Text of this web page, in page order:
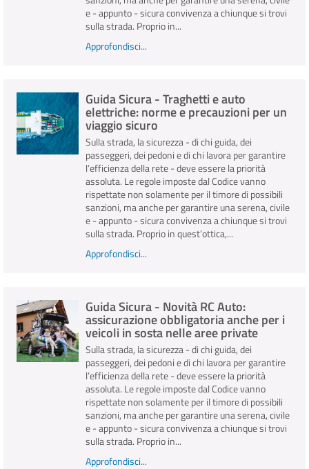
e - appunto - sicura convivenza a chiunque si trovi
sulla strada. Proprio in...
Approfondisci...
Guida Sicura - Traghetti e auto
elettriche: norme e precauzioni per un
viaggio sicuro
Sulla strada, la sicurezza - di chi guida, dei
passeggeri, dei pedoni e di chi lavora per garantire
l’efficienza della rete - deve essere la priorità
assoluta. Le regole imposte dal Codice vanno
rispettate non solamente per il timore di possibili
sanzioni, ma anche per garantire una serena, civile
e - appunto - sicura convivenza a chiunque si trovi
sulla strada. Proprio in quest’ottica,...
Approfondisci...
Guida Sicura - Novità RC Auto:
assicurazione obbligatoria anche per i
veicoli in sosta nelle aree private
Sulla strada, la sicurezza - di chi guida, dei
passeggeri, dei pedoni e di chi lavora per garantire
l’efficienza della rete - deve essere la priorità
assoluta. Le regole imposte dal Codice vanno
rispettate non solamente per il timore di possibili
sanzioni, ma anche per garantire una serena, civile
e - appunto - sicura convivenza a chiunque si trovi
sulla strada. Proprio in...
Approfondisci...